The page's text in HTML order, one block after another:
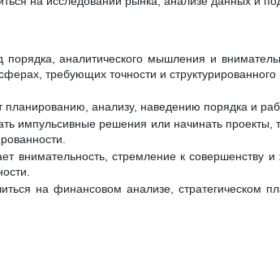
аналитического мышления и
требующих точности и структурированного
планированию, анализу, наведению порядка и
импульсивные решения или начинать проекты,
внимательность, стремление к совершенству
на финансовом анализе, стратегическом